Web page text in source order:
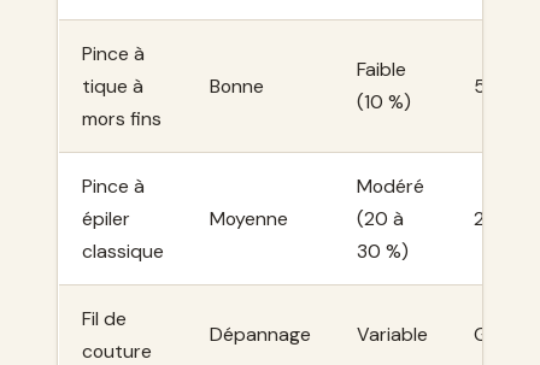
Pince à
tique à
mors fins
Bonne
Faible
(10 %)
5 à 8 €
Pince à
épiler
classique
Moyenne
Modéré
(20 à
30 %)
2 à 5 €
Fil de
couture
Dépannage Variable Gratuit